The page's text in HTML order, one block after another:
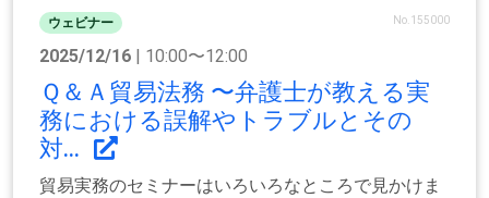
ウェビナー No.155000
2025/12/16 | 10:00〜12:00
Ｑ＆Ａ貿易法務 〜弁護士が教える実
務における誤解やトラブルとその
対...
貿易実務のセミナーはいろいろなところで見かけま